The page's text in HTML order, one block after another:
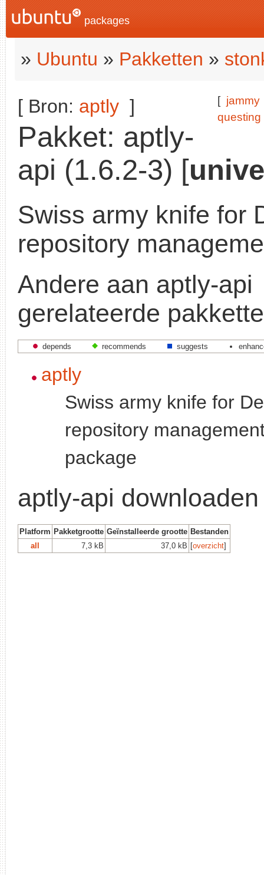
packages
» Ubuntu » Pakketten »
[ jammy
questing
[ Bron: aptly ]
Pakket: aptly-
api (1.6.2-3) [
Swiss army knife for
repository
Andere aan aptly-api
gerelateerde
depends recommends suggests
aptly
Swiss army knife for
repository
package
aptly-api downloaden
Platform Pakketgrootte Geïnstalleerde grootte Bestanden
all
7,3 kB 37,0 kB [overzicht]